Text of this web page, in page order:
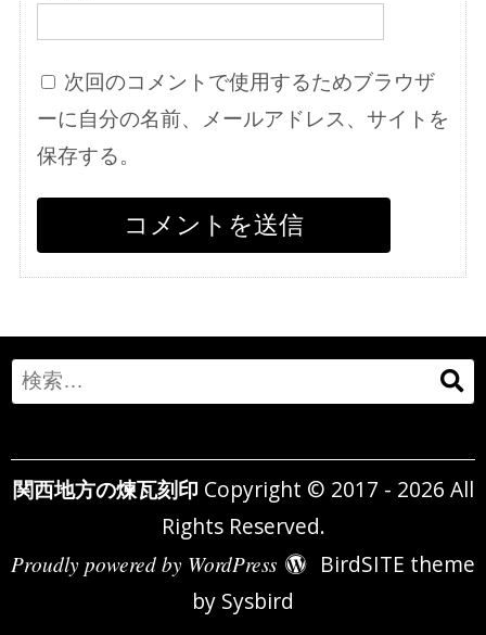
次回のコメントで使用するためブラウザ
ーに自分の名前、メールアドレス、サイトを
保存する。
Search
for:
関西地方の煉瓦刻印 Copyright © 2017 - 2026 All
Rights Reserved.
Proudly powered by WordPress
BirdSITE theme
by Sysbird